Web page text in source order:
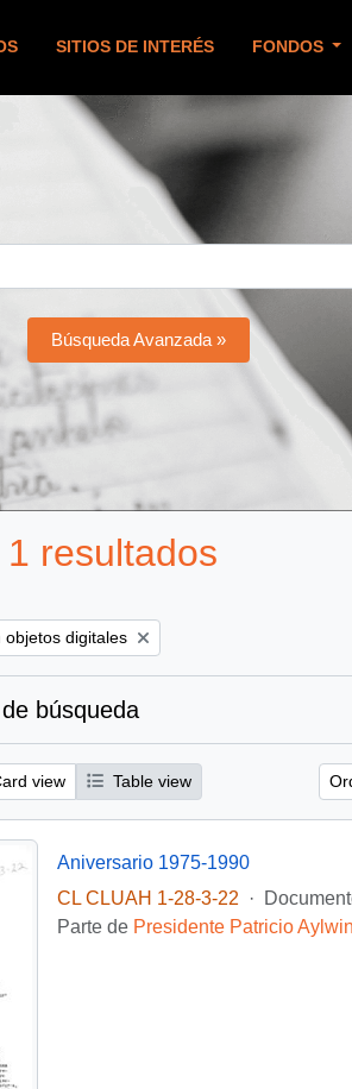
SITIOS DE INTERÉS FONDOS
Búsqueda Avanzada »
resultados
filter:
objetos digitales
búsqueda
view Table view
Aniversario 1975-1990
CL CLUAH 1-28-3-22
·
Parte de Presidente Patricio